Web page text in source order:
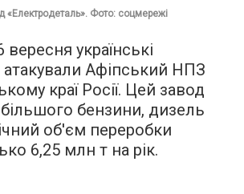
«Електродеталь». Фото: соцмережі
українські
атакували Афіпський НПЗ
краї Росії. Цей завод
бензини, дизель
об'єм переробки
6,25 млн т на рік.